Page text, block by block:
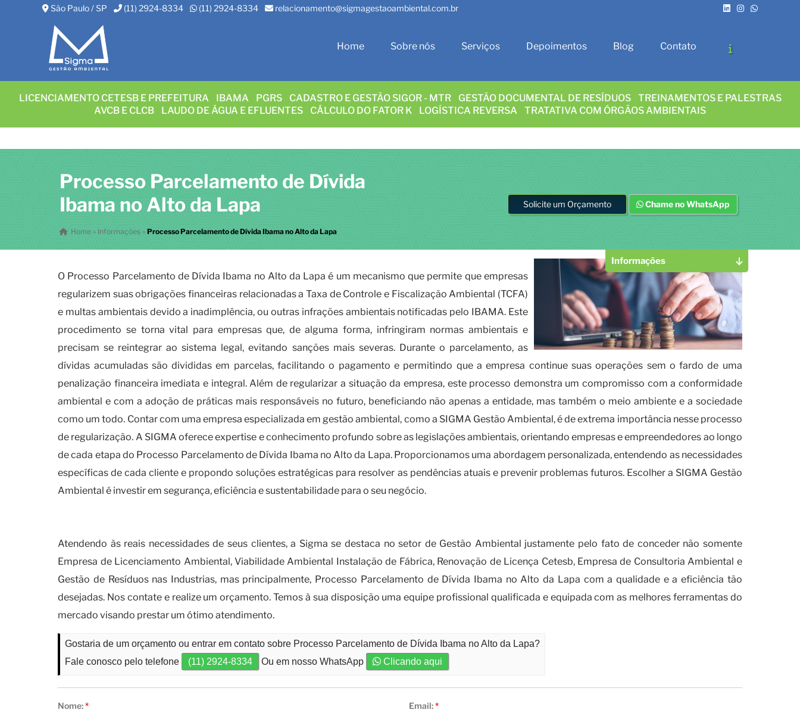
São Paulo / SP (11) 2924-8334 (11) 2924-8334 relacionamento@sigmagestaoambiental.com.br
Home Sobre nós Serviços Depoimentos Blog Contato
LICENCIAMENTO CETESB E PREFEITURA IBAMA PGRS CADASTRO E GESTÃO SIGOR - MTR GESTÃO DOCUMENTAL DE RESÍDUOS
TREINAMENTOS E PALESTRAS
AVCB E CLCB
LAUDO DE ÁGUA E EFLUENTES CÁLCULO DO FATOR K LOGÍSTICA REVERSA TRATATIVA COM ÓRGÃOS AMBIENTAIS
Processo Parcelamento de Dívida
Ibama no Alto da Lapa
Home » Informações »Processo Parcelamento de Dívida Ibama no Alto da Lapa
Solicite um Orçamento Chame no WhatsApp
O Processo Parcelamento de Dívida Ibama no Alto da Lapa é um mecanismo que permite que empresas
regularizem suas obrigações financeiras relacionadas a Taxa de Controle e Fiscalização Ambiental (TCFA)
e multas ambientais devido a inadimplência, ou outras infrações ambientais notificadas pelo IBAMA. Este
procedimento se torna vital para empresas que, de alguma forma, infringiram normas ambientais e
precisam se reintegrar ao sistema legal, evitando sanções mais severas. Durante o parcelamento, as
dívidas acumuladas são divididas em parcelas, facilitando o pagamento e permitindo que a empresa continue suas operações sem o fardo de uma
penalização financeira imediata e integral. Além de regularizar a situação da empresa, este processo demonstra um compromisso com a conformidade
ambiental e com a adoção de práticas mais responsáveis no futuro, beneficiando não apenas a entidade, mas também o meio ambiente e a sociedade
como um todo. Contar com uma empresa especializada em gestão ambiental, como a SIGMA Gestão Ambiental, é de extrema importância nesse processo
de regularização. A SIGMA oferece expertise e conhecimento profundo sobre as legislações ambientais, orientando empresas e empreendedores ao longo
de cada etapa do Processo Parcelamento de Dívida Ibama no Alto da Lapa. Proporcionamos uma abordagem personalizada, entendendo as necessidades
específicas de cada cliente e propondo soluções estratégicas para resolver as pendências atuais e prevenir problemas futuros. Escolher a SIGMA Gestão
Ambiental é investir em segurança, eficiência e sustentabilidade para o seu negócio.
Atendendo às reais necessidades de seus clientes, a Sigma se destaca no setor de Gestão Ambiental justamente pelo fato de conceder não somente
Empresa de Licenciamento Ambiental, Viabilidade Ambiental Instalação de Fábrica, Renovação de Licença Cetesb, Empresa de Consultoria Ambiental e
Gestão de Resíduos nas Industrias, mas principalmente, Processo Parcelamento de Dívida Ibama no Alto da Lapa com a qualidade e a eficiência tão
desejadas. Nos contate e realize um orçamento. Temos à sua disposição uma equipe profissional qualificada e equipada com as melhores ferramentas do
mercado visando prestar um ótimo atendimento.
Gostaria de um orçamento ou entrar em contato sobre Processo Parcelamento de Dívida Ibama no Alto da Lapa?
Fale conosco pelo telefone
(11) 2924-8334 Ou em nosso WhatsApp Clicando aqui
Nome:* Email:*
Informações